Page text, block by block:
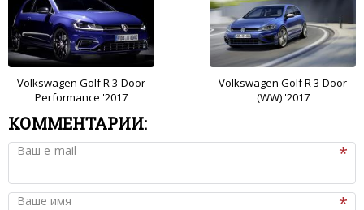
Volkswagen Golf R 3-Door
Performance '2017
Volkswagen Golf R 3-Door
(WW) '2017
КОММЕНТАРИИ:
Ваш e-mail
Ваше имя